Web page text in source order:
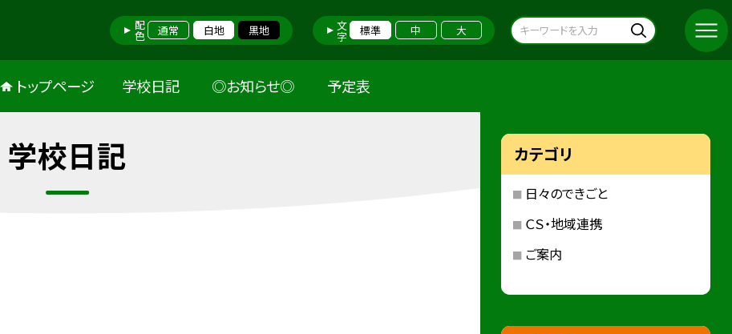
配色 通常 白地 黒地 文字 標準 中 大
トップページ 学校日記 ◎お知らせ◎ 予定表
学校日記 カテゴリ
日々のできごと
ＣＳ・地域連携
ご案内